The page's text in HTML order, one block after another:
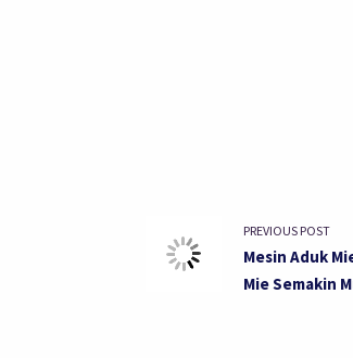
PREVIOUS POST
Mesin Aduk
Mie Semakin